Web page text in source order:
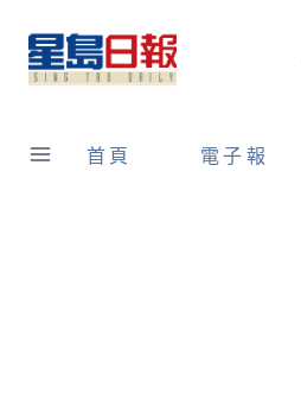
content
首頁 電子報